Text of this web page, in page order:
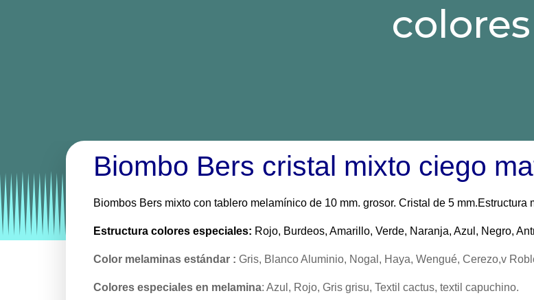
colores
Categories: biombos biombos bilaminados biombos de cristal
Biombo Bers cristal mixto ciego
Biombos Bers mixto con tablero melamínico de 10 mm. grosor. Cristal de 5 mm.Estructura
Estructura colores especiales: Rojo, Burdeos, Amarillo, Verde, Naranja, Azul, Negro,
Color melaminas estándar : Gris, Blanco Aluminio, Nogal, Haya, Wengué, Cerezo,v
Colores especiales en melamina: Azul, Rojo, Gris grisu, Textil cactus, textil capuchino.